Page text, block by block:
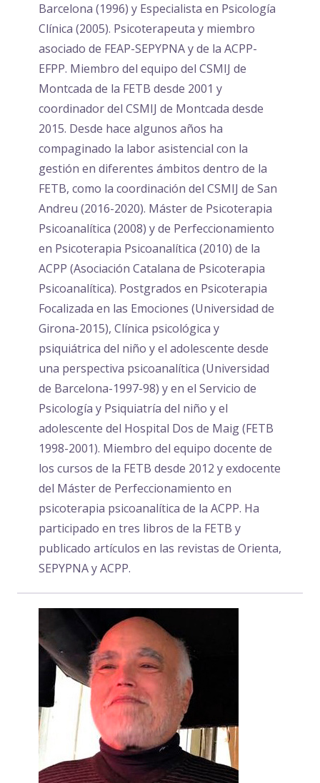
Barcelona (1996) y Especialista en Psicología
Clínica (2005). Psicoterapeuta y miembro
asociado de FEAP-SEPYPNA y de la ACPP-
EFPP. Miembro del equipo del CSMIJ de
Montcada de la FETB desde 2001 y
coordinador del CSMIJ de Montcada desde
2015. Desde hace algunos años ha
compaginado la labor asistencial con la
gestión en diferentes ámbitos dentro de la
FETB, como la coordinación del CSMIJ de San
Andreu (2016-2020). Máster de Psicoterapia
Psicoanalítica (2008) y de Perfeccionamiento
en Psicoterapia Psicoanalítica (2010) de la
ACPP (Asociación Catalana de Psicoterapia
Psicoanalítica). Postgrados en Psicoterapia
Focalizada en las Emociones (Universidad de
Girona-2015), Clínica psicológica y
psiquiátrica del niño y el adolescente desde
una perspectiva psicoanalítica (Universidad
de Barcelona-1997-98) y en el Servicio de
Psicología y Psiquiatría del niño y el
adolescente del Hospital Dos de Maig (FETB
1998-2001). Miembro del equipo docente de
los cursos de la FETB desde 2012 y exdocente
del Máster de Perfeccionamiento en
psicoterapia psicoanalítica de la ACPP. Ha
participado en tres libros de la FETB y
publicado artículos en las revistas de Orienta,
SEPYPNA y ACPP.